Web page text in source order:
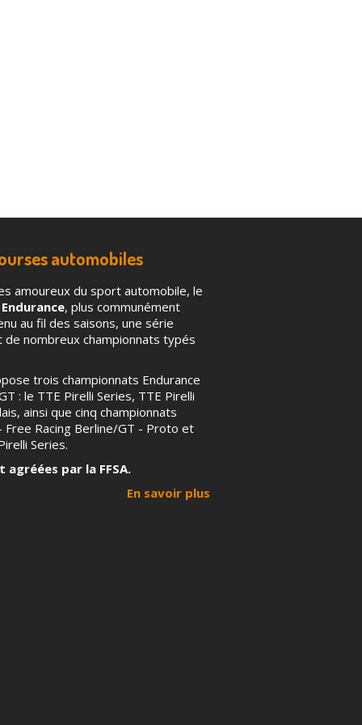
automobiles
amoureux du sport automobile, le
, plus communément
au fil des saisons, une série
nombreux championnats typés
trois championnats Endurance
: le TTE Pirelli Series, TTE Pirelli
ainsi que cinq championnats
Racing Berline/GT - Proto et
Series.
agréées par la FFSA.
En savoir plus